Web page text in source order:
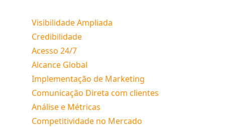
Visibilidade Ampliada
Credibilidade
Acesso 24/7
Alcance Global
Implementação de Marketing
Comunicação Direta com clientes
Análise e Métricas
Competitividade no Mercado